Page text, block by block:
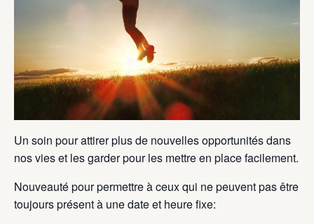
Un soin pour attirer plus de nouvelles opportunités dans
nos vies et les garder pour les mettre en place facilement.
Nouveauté pour permettre à ceux qui ne peuvent pas être
toujours présent à une date et heure fixe: